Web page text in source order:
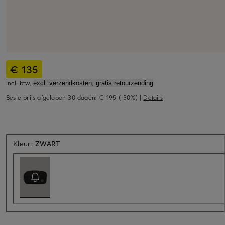
€ 135
incl. btw,excl. verzendkosten, gratis retourzending
Beste prijs afgelopen 30 dagen:€ 195 (-30%) | Details
Kleur:ZWART